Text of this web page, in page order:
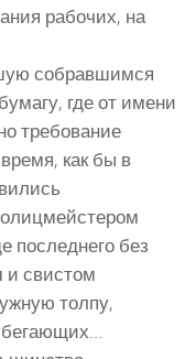
рабочих, на
собравшимся
где от имени
требование
как бы в
последнего без
и свистом
толпу,